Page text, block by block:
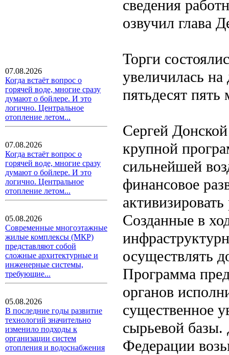
07.08.2026
Когда встаёт вопрос о
горячей воде, многие сразу
думают о бойлере. И это
логично. Центральное
отопление летом...
07.08.2026
Когда встаёт вопрос о
горячей воде, многие сразу
думают о бойлере. И это
логично. Центральное
отопление летом...
05.08.2026
Современные многоэтажные
жилые комплексы (МКР)
представляют собой
сложные архитектурные и
инженерные системы,
требующие...
05.08.2026
В последние годы развитие
технологий значительно
изменило подходы к
организации систем
отопления и водоснабжения
сведения
озвучил глава
Торги
увеличилась на
пятьдесят
Сергей
крупной
сильнейшей
финансовое
Созданные в
осуществлять
Программа
органов
существенное
сырьевой базы.
Федерации